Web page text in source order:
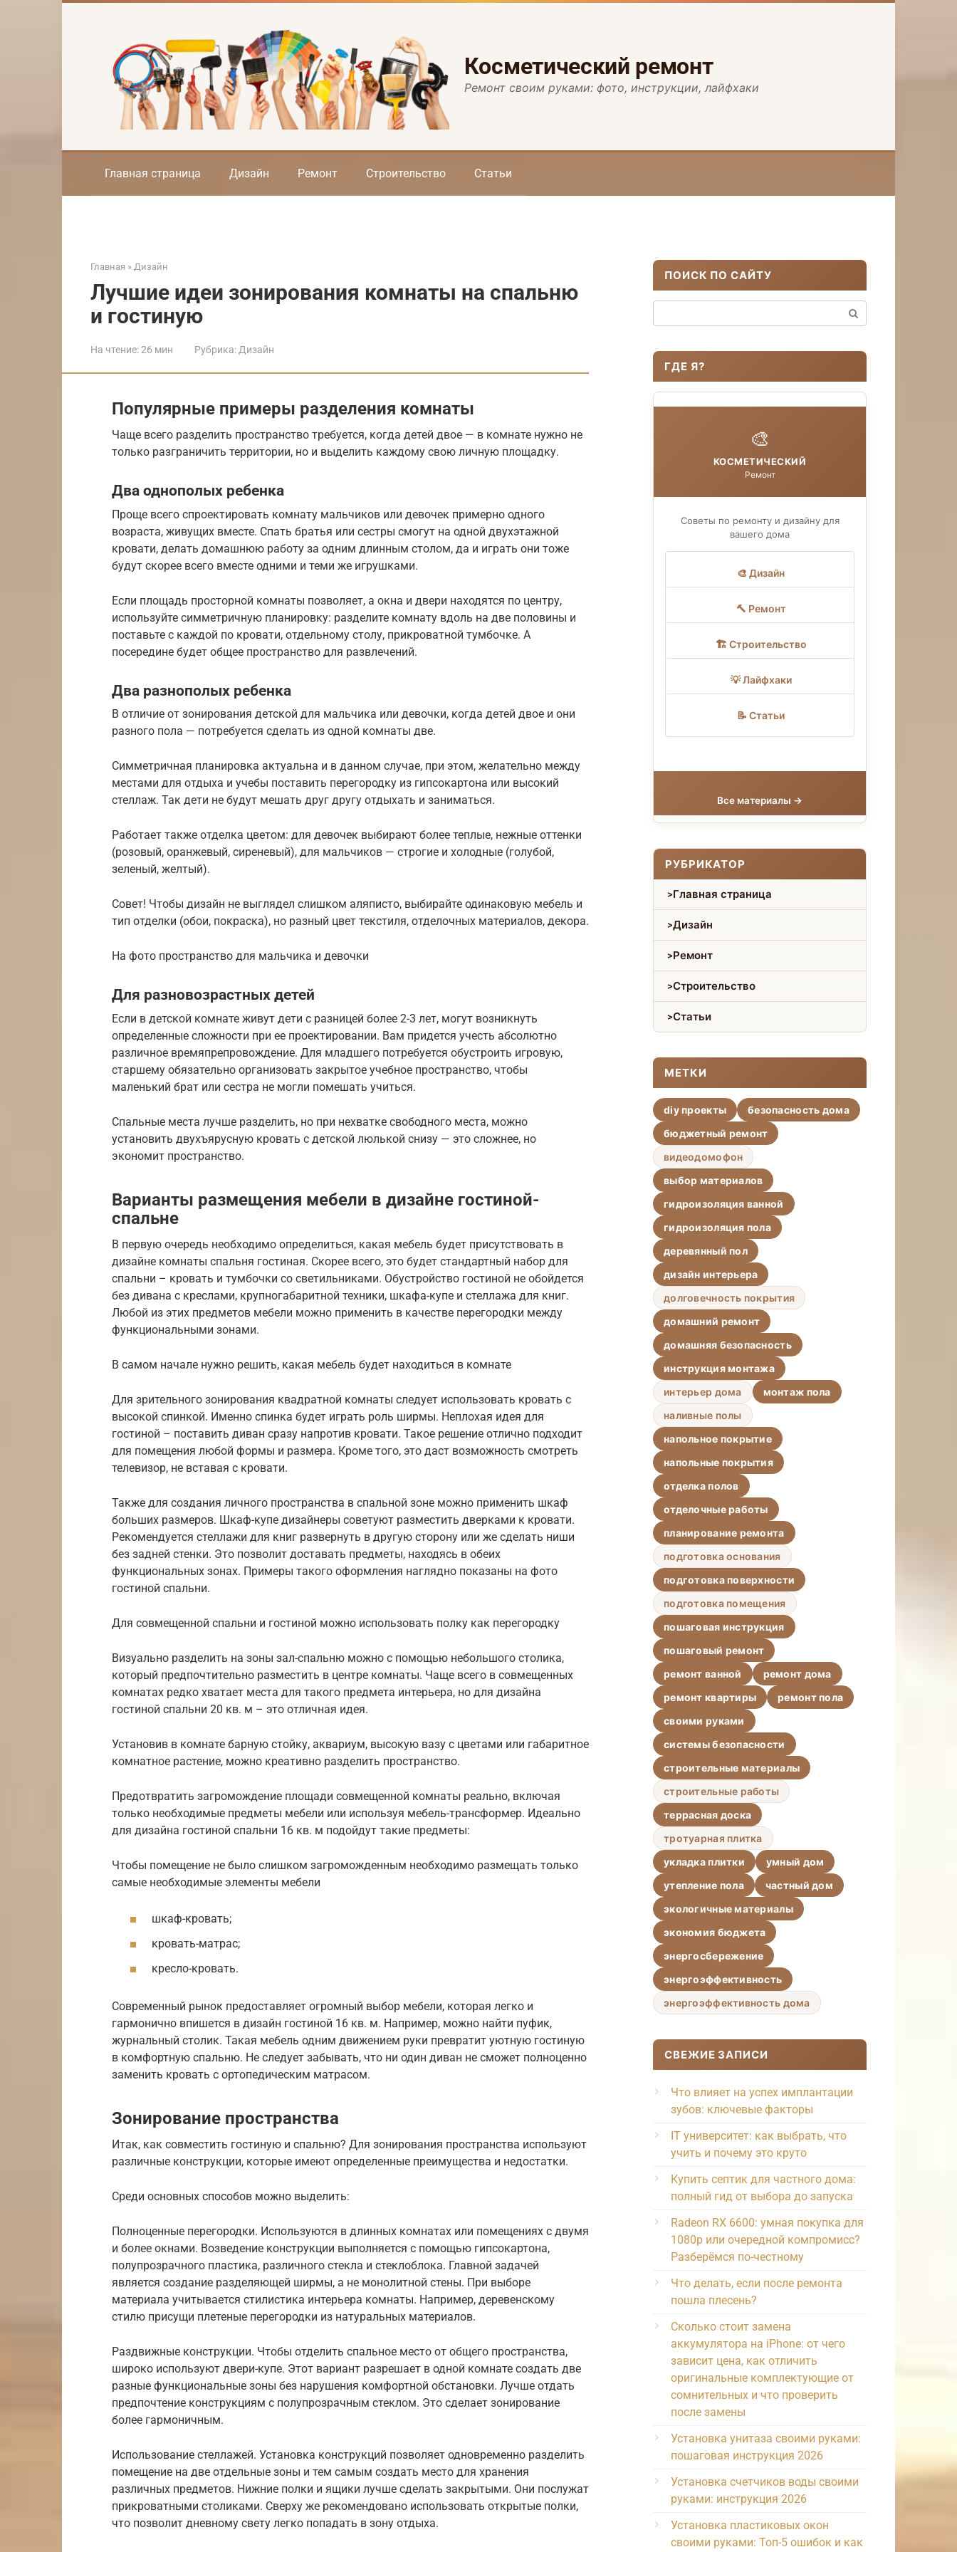
Косметический ремонт
Ремонт своим руками: фото, инструкции, лайфхаки
Главная страница Дизайн Ремонт Строительство Статьи
Главная » Дизайн
Лучшие идеи зонирования комнаты на спальню
и гостиную
На чтение:26 мин Рубрика: Дизайн
Популярные примеры разделения комнаты
Чаще всего разделить пространство требуется, когда детей двое — в комнате нужно не
только разграничить территории, но и выделить каждому свою личную площадку.
Два однополых ребенка
Проще всего спроектировать комнату мальчиков или девочек примерно одного
возраста, живущих вместе. Спать братья или сестры смогут на одной двухэтажной
кровати, делать домашнюю работу за одним длинным столом, да и играть они тоже
будут скорее всего вместе одними и теми же игрушками.
Если площадь просторной комнаты позволяет, а окна и двери находятся по центру,
используйте симметричную планировку: разделите комнату вдоль на две половины и
поставьте с каждой по кровати, отдельному столу, прикроватной тумбочке. А
посередине будет общее пространство для развлечений.
Два разнополых ребенка
В отличие от зонирования детской для мальчика или девочки, когда детей двое и они
разного пола — потребуется сделать из одной комнаты две.
Симметричная планировка актуальна и в данном случае, при этом, желательно между
местами для отдыха и учебы поставить перегородку из гипсокартона или высокий
стеллаж. Так дети не будут мешать друг другу отдыхать и заниматься.
Работает также отделка цветом: для девочек выбирают более теплые, нежные оттенки
(розовый, оранжевый, сиреневый), для мальчиков — строгие и холодные (голубой,
зеленый, желтый).
Совет! Чтобы дизайн не выглядел слишком аляписто, выбирайте одинаковую мебель и
тип отделки (обои, покраска), но разный цвет текстиля, отделочных материалов, декора.
На фото пространство для мальчика и девочки
Для разновозрастных детей
Если в детской комнате живут дети с разницей более 2-3 лет, могут возникнуть
определенные сложности при ее проектировании. Вам придется учесть абсолютно
различное времяпрепровождение. Для младшего потребуется обустроить игровую,
старшему обязательно организовать закрытое учебное пространство, чтобы
маленький брат или сестра не могли помешать учиться.
Спальные места лучше разделить, но при нехватке свободного места, можно
установить двухъярусную кровать с детской люлькой снизу — это сложнее, но
экономит пространство.
Варианты размещения мебели в дизайне гостиной-
спальне
В первую очередь необходимо определиться, какая мебель будет присутствовать в
дизайне комнаты спальня гостиная. Скорее всего, это будет стандартный набор для
спальни – кровать и тумбочки со светильниками. Обустройство гостиной не обойдется
без дивана с креслами, крупногабаритной техники, шкафа-купе и стеллажа для книг.
Любой из этих предметов мебели можно применить в качестве перегородки между
функциональными зонами.
В самом начале нужно решить, какая мебель будет находиться в комнате
Для зрительного зонирования квадратной комнаты следует использовать кровать с
высокой спинкой. Именно спинка будет играть роль ширмы. Неплохая идея для
гостиной – поставить диван сразу напротив кровати. Такое решение отлично подходит
для помещения любой формы и размера. Кроме того, это даст возможность смотреть
телевизор, не вставая с кровати.
Также для создания личного пространства в спальной зоне можно применить шкаф
больших размеров. Шкаф-купе дизайнеры советуют разместить дверками к кровати.
Рекомендуется стеллажи для книг развернуть в другую сторону или же сделать ниши
без задней стенки. Это позволит доставать предметы, находясь в обеих
функциональных зонах. Примеры такого оформления наглядно показаны на фото
гостиной спальни.
Для совмещенной спальни и гостиной можно использовать полку как перегородку
Визуально разделить на зоны зал-спальню можно с помощью небольшого столика,
который предпочтительно разместить в центре комнаты. Чаще всего в совмещенных
комнатах редко хватает места для такого предмета интерьера, но для дизайна
гостиной спальни 20 кв. м – это отличная идея.
Установив в комнате барную стойку, аквариум, высокую вазу с цветами или габаритное
комнатное растение, можно креативно разделить пространство.
Предотвратить загромождение площади совмещенной комнаты реально, включая
только необходимые предметы мебели или используя мебель-трансформер. Идеально
для дизайна гостиной спальни 16 кв. м подойдут такие предметы:
Чтобы помещение не было слишком загроможденным необходимо размещать только
самые необходимые элементы мебели
шкаф-кровать;
кровать-матрас;
кресло-кровать.
Современный рынок предоставляет огромный выбор мебели, которая легко и
гармонично впишется в дизайн гостиной 16 кв. м. Например, можно найти пуфик,
журнальный столик. Такая мебель одним движением руки превратит уютную гостиную
в комфортную спальню. Не следует забывать, что ни один диван не сможет полноценно
заменить кровать с ортопедическим матрасом.
Зонирование пространства
Итак, как совместить гостиную и спальню? Для зонирования пространства используют
различные конструкции, которые имеют определенные преимущества и недостатки.
Среди основных способов можно выделить:
Полноценные перегородки. Используются в длинных комнатах или помещениях с двумя
и более окнами. Возведение конструкции выполняется с помощью гипсокартона,
полупрозрачного пластика, различного стекла и стеклоблока. Главной задачей
является создание разделяющей ширмы, а не монолитной стены. При выборе
материала учитывается стилистика интерьера комнаты. Например, деревенскому
стилю присущи плетеные перегородки из натуральных материалов.
Раздвижные конструкции. Чтобы отделить спальное место от общего пространства,
широко используют двери-купе. Этот вариант разрешает в одной комнате создать две
разные функциональные зоны без нарушения комфортной обстановки. Лучше отдать
предпочтение конструкциям с полупрозрачным стеклом. Это сделает зонирование
более гармоничным.
Использование стеллажей. Установка конструкций позволяет одновременно разделить
помещение на две отдельные зоны и тем самым создать место для хранения
различных предметов. Нижние полки и ящики лучше сделать закрытыми. Они послужат
прикроватными столиками. Сверху же рекомендовано использовать открытые полки,
что позволит дневному свету легко попадать в зону отдыха.
ПОИСК ПО САЙТУ
ГДЕ Я?
🎨
КОСМЕТИЧЕСКИЙ
Ремонт
Советы по ремонту и дизайну для
вашего дома
🎨 Дизайн
🔨 Ремонт
🏗 Строительство
💡 Лайфхаки
📝 Статьи
Все материалы →
РУБРИКАТОР
Главная страница
Дизайн
Ремонт
Строительство
Статьи
МЕТКИ
diy проекты
безопасность дома
бюджетный ремонт
видеодомофон
выбор материалов
гидроизоляция ванной
гидроизоляция пола
деревянный пол
дизайн интерьера
долговечность покрытия
домашний ремонт
домашняя безопасность
инструкция монтажа
интерьер дома
монтаж пола
наливные полы
напольное покрытие
напольные покрытия
отделка полов
отделочные работы
планирование ремонта
подготовка основания
подготовка поверхности
подготовка помещения
пошаговая инструкция
пошаговый ремонт
ремонт ванной
ремонт дома
ремонт квартиры
ремонт пола
своими руками
системы безопасности
строительные материалы
строительные работы
террасная доска
тротуарная плитка
укладка плитки
умный дом
утепление пола
частный дом
экологичные материалы
экономия бюджета
энергосбережение
энергоэффективность
энергоэффективность дома
СВЕЖИЕ ЗАПИСИ
Что влияет на успех имплантации
зубов: ключевые факторы
IT университет: как выбрать, что
учить и почему это круто
Купить септик для частного дома:
полный гид от выбора до запуска
Radeon RX 6600: умная покупка для
1080p или очередной компромисс?
Разберёмся по-честному
Что делать, если после ремонта
пошла плесень?
Сколько стоит замена
аккумулятора на iPhone: от чего
зависит цена, как отличить
оригинальные комплектующие от
сомнительных и что проверить
после замены
Установка унитаза своими руками:
пошаговая инструкция 2026
Установка счетчиков воды своими
руками: инструкция 2026
Установка пластиковых окон
своими руками: Топ-5 ошибок и как